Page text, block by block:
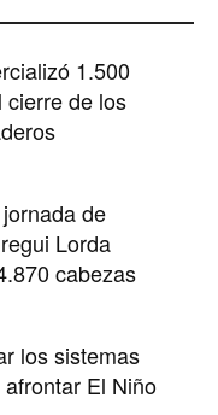
1.500
cierre de los
de
Lorda
cabezas
los sistemas
El Niño